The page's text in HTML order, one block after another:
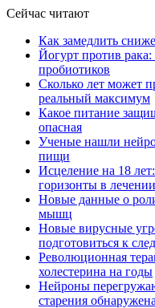
Сейчас читают
Как замедлить
Йогурт против рака:
пробиотиков
Сколько лет может
реальный максимум
Какое питание
опасная
Ученые нашли
пищи
Исцеление на 18
горизонты в
Новые данные о
мышц
Новые вирусные
подготовиться к
Революционная
холестерина на годы
Нейроны
старения обнаружена